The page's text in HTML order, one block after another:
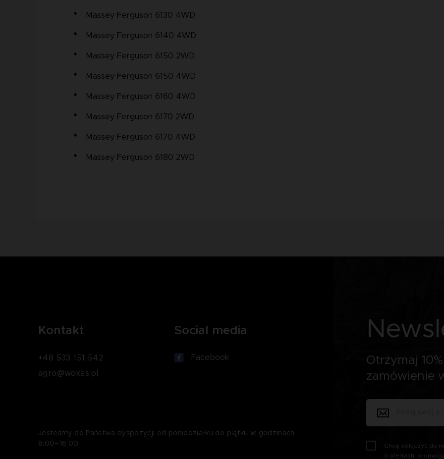
Massey Ferguson 6130 4WD
Massey Ferguson 6140 4WD
Massey Ferguson 6150 2WD
Massey Ferguson 6150 4WD
Massey Ferguson 6160 4WD
Massey Ferguson 6170 2WD
Massey Ferguson 6170 4WD
Massey Ferguson 6180 2WD
Kontakt
+48 533 151 542
agro@wokas.pl
Social media
Facebook
Jesteśmy do Państwa dyspozycji od poniedziałku do piątku w godzinach
8:00–16:00
Otrzymaj
zamówienie
Chcę dołączyć do
o ofertach,